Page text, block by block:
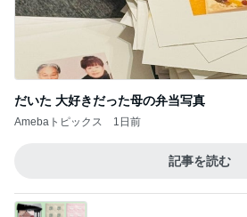
だいた 大好きだった母の弁当写真
Amebaトピックス 1日前
記事を読む